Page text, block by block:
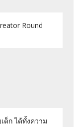
Round
ด็ก ได้ทั้งความ